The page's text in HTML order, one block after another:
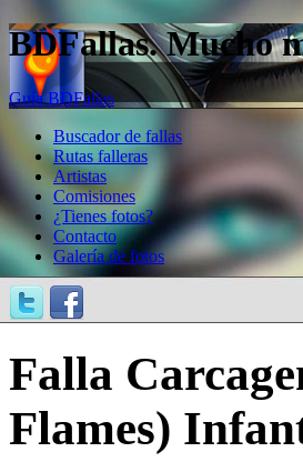
BDFallas. Mucho
Guía BDFallas
Buscador de fallas
Rutas falleras
Artistas
Comisiones
¿Tienes fotos?
Contacto
Galería de fotos
Falla
Flames)